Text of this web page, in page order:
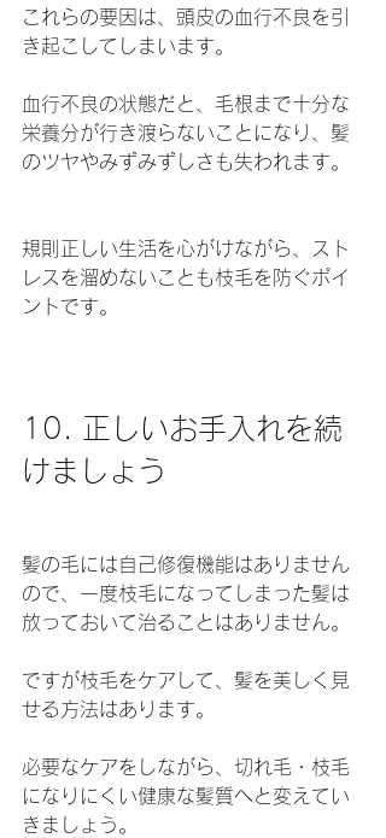
これらの要因は、頭皮の血行不良を引
き起こしてしまいます。
血行不良の状態だと、毛根まで十分な
栄養分が行き渡らないことになり、髪
のツヤやみずみずしさも失われます。
規則正しい生活を心がけながら、スト
レスを溜めないことも枝毛を防ぐポイ
ントです。
10. 正しいお手入れを続
けましょう
髪の毛には自己修復機能はありません
ので、一度枝毛になってしまった髪は
放っておいて治ることはありません。
ですが枝毛をケアして、髪を美しく見
せる方法はあります。
必要なケアをしながら、切れ毛・枝毛
になりにくい健康な髪質へと変えてい
きましょう。